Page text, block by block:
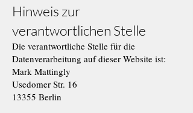
Hinweis zur
verantwortlichen Stelle
Die verantwortliche Stelle für die
Datenverarbeitung auf dieser Website ist:
Mark Mattingly
Usedomer Str. 16
13355 Berlin